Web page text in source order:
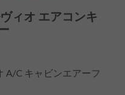
ィオ エアコンキ
A/C キャビンエアーフ